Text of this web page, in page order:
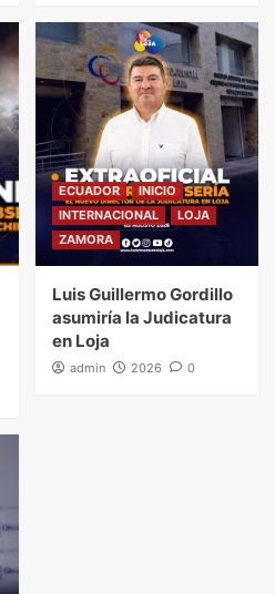
ECUADOR
INICIO
INTERNACIONAL
LOJA
ZAMORA
Luis Guillermo Gordillo
asumiría la Judicatura
en Loja
admin 2026 0